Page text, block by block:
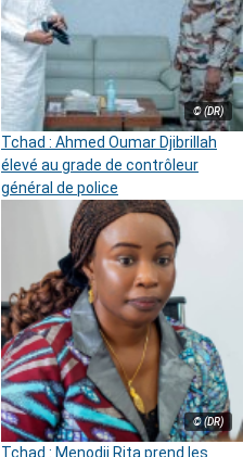
© (DR)
Tchad : Ahmed Oumar Djibrillah
élevé au grade de contrôleur
général de police
© (DR)
Tchad : Menodji Rita prend les